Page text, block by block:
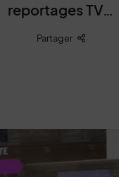
reportages TV…
Partager Liste